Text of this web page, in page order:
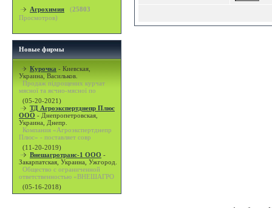
Агрохимия (25803
Просмотров)
Новые фирмы
Курочка - Киевская,
Украина, Васильков.
Продаж підрощених курчат
мясної та яєчно-мясної по
(05-20-2021)
ТД Агроэкспертднепр Плюс
ООО - Днепропетровская,
Украина, Днепр.
Компания «Агроэкспертднепр
Плюс» - поставляет совр
(11-20-2019)
Внешагротранс-1 ООО -
Закарпатская, Украина, Ужгород.
Общество с ограниченной
ответственностью «ВНЕШАГРО
(05-16-2018)